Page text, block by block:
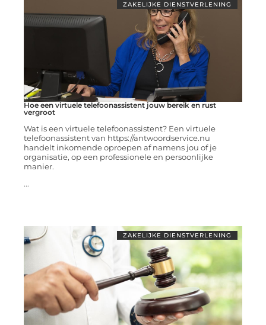
ZAKELIJKE DIENSTVERLENING
Hoe een virtuele telefoonassistent jouw bereik en rust
vergroot
Wat is een virtuele telefoonassistent? Een virtuele
telefoonassistent van https://antwoordservice.nu
handelt inkomende oproepen af namens jou of je
organisatie, op een professionele en persoonlijke
manier.
...
ZAKELIJKE DIENSTVERLENING